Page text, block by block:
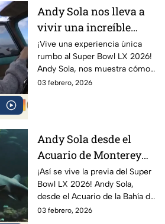
Andy Sola nos lleva a
vivir una increíble
experiencia en un Bel
Air 1954 | Sola al Super
Bowl
¡Vive una experiencia única
rumbo al Super Bowl LX 2026!
Andy Sola, nos muestra cómo
se vive la previa del Super
03 febrero, 2026
Andy Sola desde el
Acuario de Monterey
rumbo al Super Bowl |
Sola al Super Bowl
¡Así se vive la previa del Super
Bowl LX 2026! Andy Sola,
desde el Acuario de la Bahía de
Monterey, compartiendo sus
03 febrero, 2026